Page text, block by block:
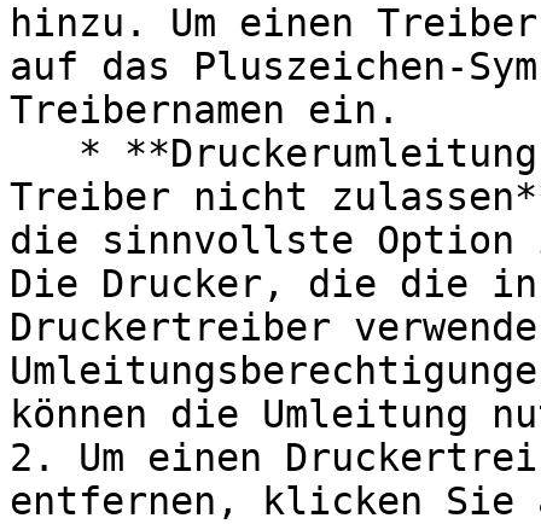
hinzu. Um einen
auf das Pluszeichen-
Treibernamen ein.
Treiber nicht
die sinnvollste Option
Die Drucker, die die
Druckertreiber
können die Umleitung
2. Um einen
entfernen, klicken Sie